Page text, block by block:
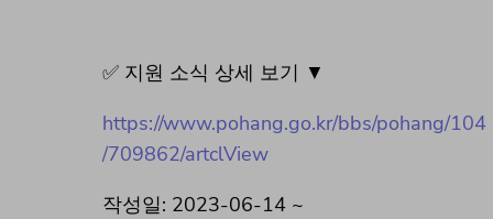
✅ 지원 소식 상세 보기 ▼
https://www.pohang.go.kr/bbs/pohang/104
/709862/artclView
작성일: 2023-06-14 ~